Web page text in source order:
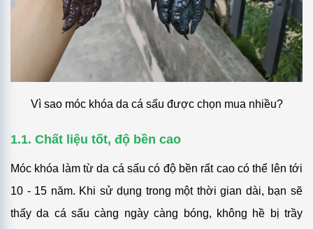
Vì sao móc khóa da cá sấu được chọn mua nhiều?
1.1. Chất liệu tốt, độ bền cao
Móc khóa làm từ da cá sấu có độ bền rất cao có thể lên tới
10 - 15 năm. Khi sử dụng trong một thời gian dài, bạn sẽ
thấy da cá sấu càng ngày càng bóng, không hề bị trầy